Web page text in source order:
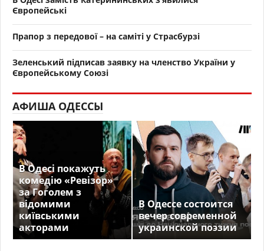
Європейські
Прапор з передової – на саміті у Страсбурзі
Зеленський підписав заявку на членство України у
Європейському Союзі
АФИША ОДЕССЫ
В Одесі покажуть
комедію «Ревізор»
за Гоголем з
відомими
київськими
акторами
В Одессе состоится
вечер современной
украинской поэзии